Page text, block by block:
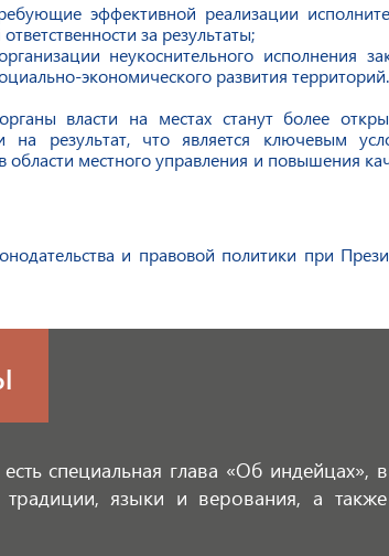
эффективной реализации
за результаты;
неукоснительного исполнения
экономического развития территорий.
власти на местах станут более
результат, что является ключевым
местного управления и повышения
и правовой политики при
специальная глава «Об
языки и верования, а